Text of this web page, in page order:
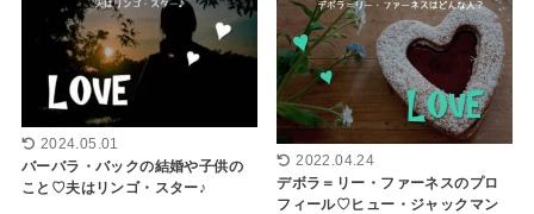
2024.05.01
バーバラ・バックの結婚や子供の
こと♡夫はリンゴ・スター♪
2022.04.24
デボラ＝リー・ファーネスのプロ
フィール♡ヒュー・ジャックマン